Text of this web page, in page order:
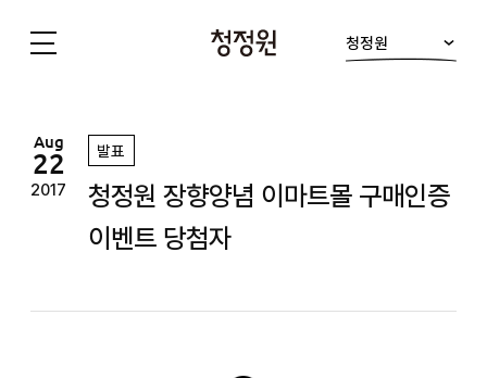
청정원
Aug
22
2017
발표
청정원 장향양념 이마트몰 구매인증
이벤트 당첨자